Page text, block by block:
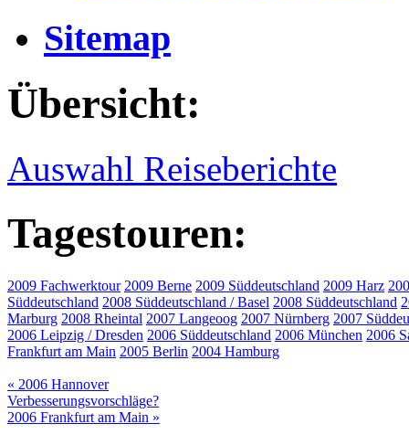
Sitemap
Übersicht:
Auswahl Reiseberichte
Tagestouren:
2009 Fachwerktour 2009 Berne 2009 Süddeutschland 2009 Harz
Süddeutschland 2008 Süddeutschland / Basel 2008 Süddeutschland
Marburg 2008 Rheintal 2007 Langeoog 2007 Nürnberg 2007
2006 Leipzig / Dresden 2006 Süddeutschland 2006 München 2006
Frankfurt am Main 2005 Berlin 2004 Hamburg
« 2006 Hannover
Verbesserungsvorschläge?
2006 Frankfurt am Main »